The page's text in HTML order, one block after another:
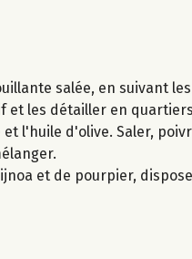
salée, en suivant
et les détailler en
l'huile d'olive. Saler,
et de pourpier,